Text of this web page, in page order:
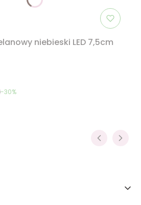
niebieski LED 7,5cm
-30%